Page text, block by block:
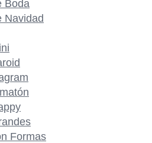
Boda
Navidad
Formas